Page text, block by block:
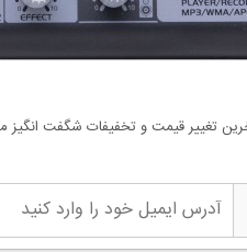
تغییر قیمت و تخفیفات شگفت انگیز